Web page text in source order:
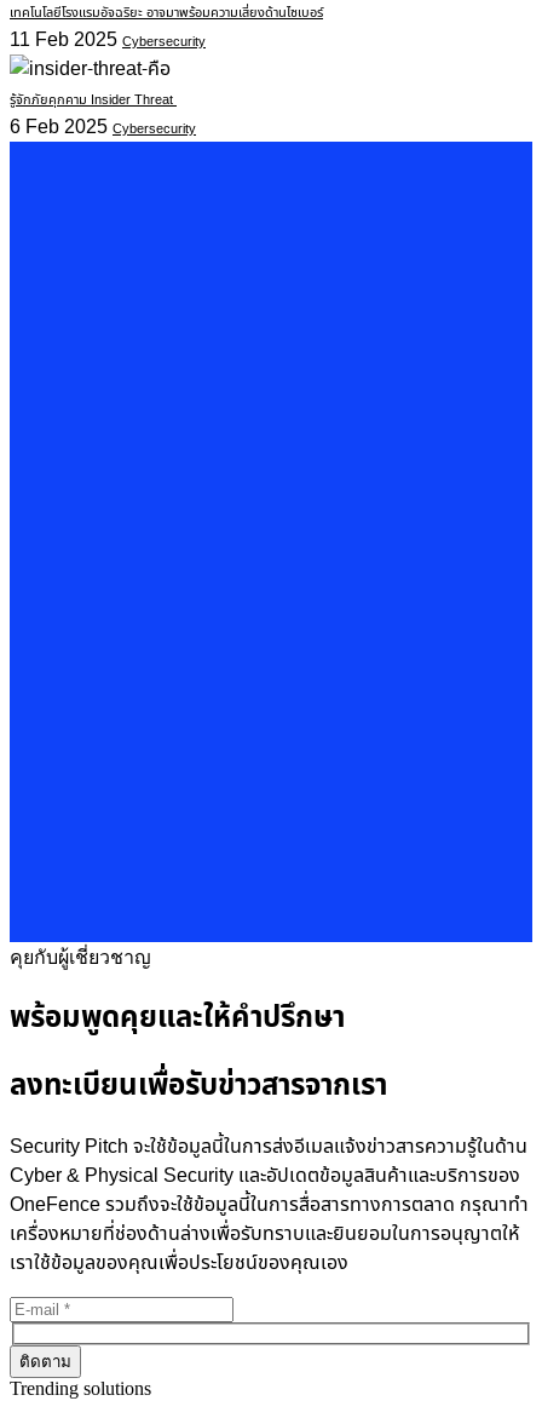
เทคโนโลยีโรงแรมอัจฉริยะ อาจมาพร้อมความเสี่ยงด้านไซเบอร์
11 Feb 2025 Cybersecurity
รู้จักภัยคุกคาม Insider Threat
6 Feb 2025 Cybersecurity
คุยกับผู้เชี่ยวชาญ
พร้อมพูดคุยและให้คำปรึกษา
ลงทะเบียนเพื่อรับข่าวสารจากเรา
Security Pitch จะใช้ข้อมูลนี้ในการส่งอีเมลแจ้งข่าวสารความรู้ในด้าน
Cyber & Physical Security และอัปเดตข้อมูลสินค้าและบริการของ
OneFence รวมถึงจะใช้ข้อมูลนี้ในการสื่อสารทางการตลาด กรุณาทำ
เครื่องหมายที่ช่องด้านล่างเพื่อรับทราบและยินยอมในการอนุญาตให้
เราใช้ข้อมูลของคุณเพื่อประโยชน์ของคุณเอง
Trending solutions